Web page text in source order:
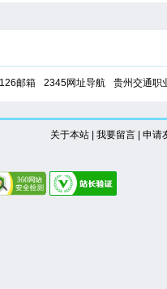
126邮箱 2345网址导航 贵州交通职
关于本站| 我要留言| 申请